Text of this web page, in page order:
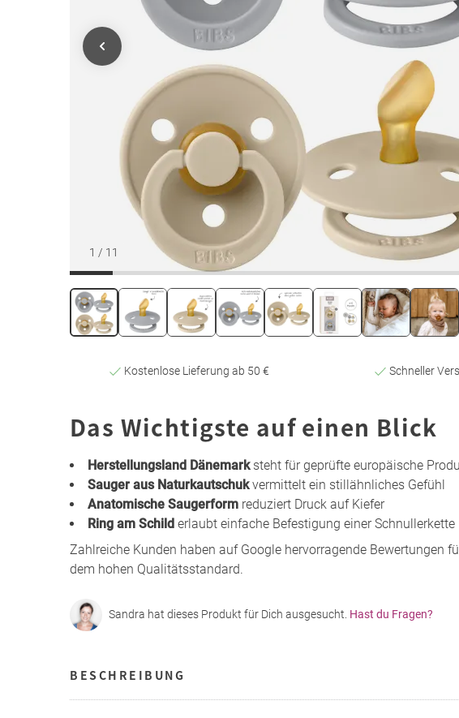
1 / 11
Kostenlose Lieferung ab 50 € Schneller
Das Wichtigste auf einen Blick
Herstellungsland Dänemarksteht für geprüfte europäische
Sauger aus Naturkautschukvermittelt ein stillähnliches Gefühl
Anatomische Saugerform reduziert Druck auf Kiefer
Ring am Schild erlaubt einfache Befestigung einer Schnullerkette
Zahlreiche Kunden haben auf Google hervorragende Bewertungen
dem hohen Qualitätsstandard.
Sandra hat dieses Produkt für Dich ausgesucht. Hast du Fragen?
BESCHREIBUNG